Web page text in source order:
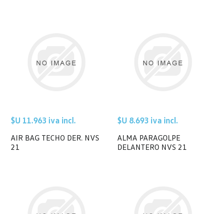
$U 11.963 iva incl.
AIR BAG TECHO DER. NVS
21
$U 8.693 iva incl.
ALMA PARAGOLPE
DELANTERO NVS 21